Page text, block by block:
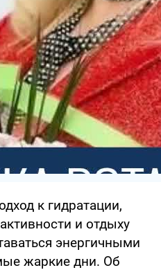
к гидратации,
и отдыху
энергичными
жаркие дни. Об